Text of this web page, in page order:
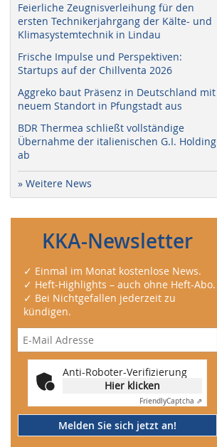
Feierliche Zeugnisverleihung für den
ersten Technikerjahrgang der Kälte- und
Klimasystemtechnik in Lindau
Frische Impulse und Perspektiven:
Startups auf der Chillventa 2026
Aggreko baut Präsenz in Deutschland mit
neuem Standort in Pfungstadt aus
BDR Thermea schließt vollständige
Übernahme der italienischen G.I. Holding
ab
» Weitere News
KKA-Newsletter
✓ Einmal im Monat kostenlose News.
✓ Heft-Highlights – auch ohne Heft-Abo.
✓ Bei Nichtgefallen jederzeit zu
kündigen.
Anti-Roboter-Verifizierung
Hier klicken
FriendlyCaptcha ⇗
Melden Sie sich jetzt an!